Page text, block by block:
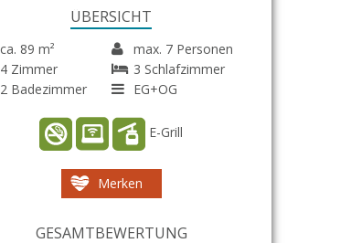
ÜBERSICHT
ca. 89 m²
max. 7 Personen
4 Zimmer
3 Schlafzimmer
2 Badezimmer
EG+OG
E-Grill
Merken
GESAMTBEWERTUNG